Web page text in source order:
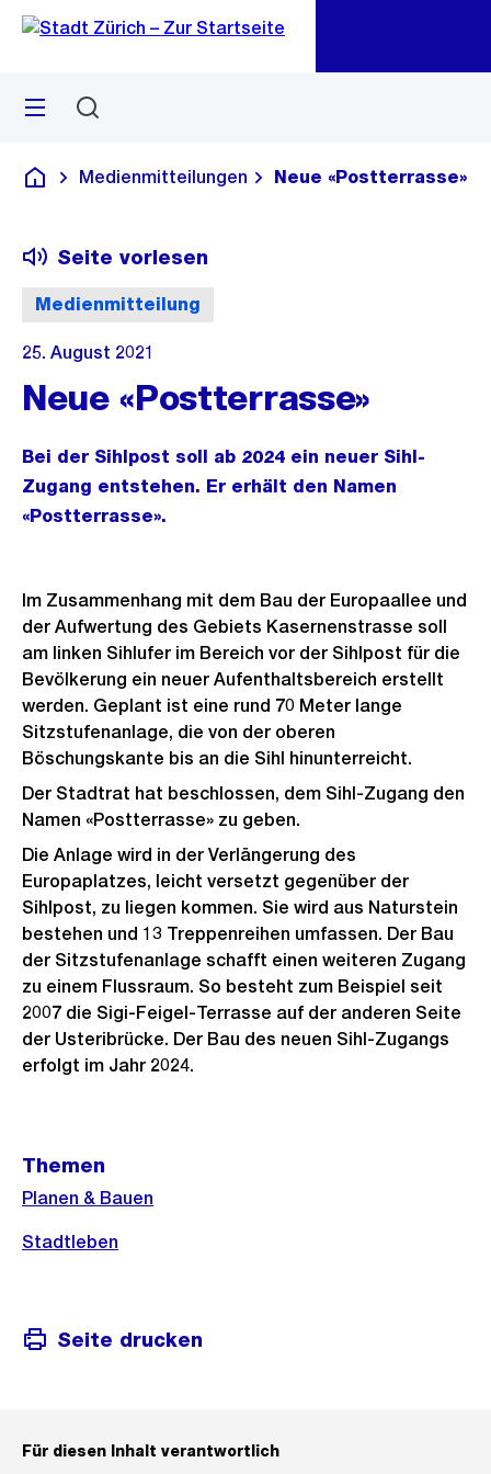
Navigation
Sprunglink
Menü
Deutsch
Medienmitteilungen Neue «Postterrasse»
Medienmitteilung
Seite vorlesen
25. August 2021
Neue «Postterrasse»
Bei der Sihlpost soll ab 2024 ein neuer Sihl-
Zugang entstehen. Er erhält den Namen
«Postterrasse».
Im Zusammenhang mit dem Bau der Europaallee und
der Aufwertung des Gebiets Kasernenstrasse soll
am linken Sihlufer im Bereich vor der Sihlpost für die
Bevölkerung ein neuer Aufenthaltsbereich erstellt
werden. Geplant ist eine rund 70 Meter lange
Sitzstufenanlage, die von der oberen
Böschungskante bis an die Sihl hinunterreicht.
Der Stadtrat hat beschlossen, dem Sihl-Zugang den
Namen «Postterrasse» zu geben.
Die Anlage wird in der Verlängerung des
Europaplatzes, leicht versetzt gegenüber der
Sihlpost, zu liegen kommen. Sie wird aus Naturstein
bestehen und 13 Treppenreihen umfassen. Der Bau
der Sitzstufenanlage schafft einen weiteren Zugang
zu einem Flussraum. So besteht zum Beispiel seit
2007 die Sigi-Feigel-Terrasse auf der anderen Seite
der Usteribrücke. Der Bau des neuen Sihl-Zugangs
erfolgt im Jahr 2024.
Informationen
Themen
Planen & Bauen
Stadtleben
Seite drucken
Für diesen Inhalt verantwortlich